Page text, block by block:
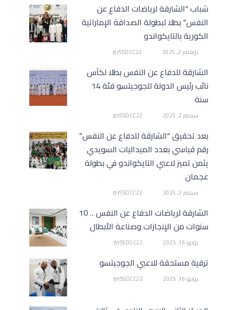
شباب “الشارقة لرياضات الدفاع عن
النفس” بطلا لبطولة الصداقة الإماراتية
الكورية بالتايكواندو
نوفمبر 2, 2025 BYSSDCC22
الشارقة للدفاع عن النفس بطلا لكأس
نائب رئيس الدولة للجوجيتسو فئة 14
سنة
سبتمبر 2, 2025 BYSSDCC22
بعد تحقيق “الشارقة للدفاع عن النفس”
رقم قياسي بعدد الميداليات السويدي
يثمن تميز لاعبي التايكواندو في بطولة
عجمان
سبتمبر 2, 2025 BYSSDCC22
الشارقة لرياضات الدفاع عن النفس .. 10
سنوات من الإنجازات وصناعة الأبطال
يونيو 16, 2025 BYSSDCC22
ترقية مستحقة للاعبي الجوجيتسو
يونيو 16, 2025 BYSSDCC22